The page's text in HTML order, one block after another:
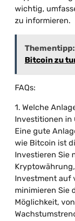
wichtig,
zu informieren.
Thementipp:
Bitcoin zu
FAQs:
1. Welche
Investitionen in
Eine gute
wie Bitcoin ist
Investieren Sie
Investment auf
minimieren Sie
Möglichkeit,